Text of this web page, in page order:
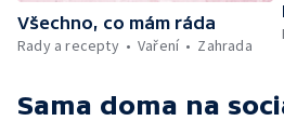
Všechno, co mám ráda
Rady a recepty
Vaření Zahrada
Sama doma na